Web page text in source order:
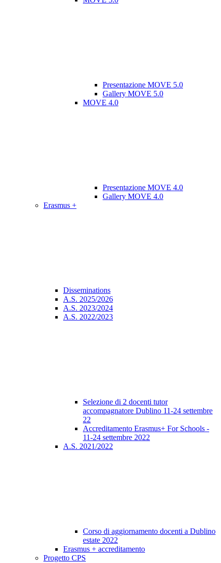
Presentazione MOVE 5.0
Gallery MOVE 5.0
MOVE 4.0
Presentazione MOVE 4.0
Gallery MOVE 4.0
Erasmus +
Disseminations
A.S. 2025/2026
A.S. 2023/2024
A.S. 2022/2023
Selezione di 2 docenti tutor
accompagnatore Dublino 11-24 settembre
22
Accreditamento Erasmus+ For Schools -
11-24 settembre 2022
A.S. 2021/2022
Corso di aggiornamento docenti a Dublino
estate 2022
Erasmus + accreditamento
Progetto CPS